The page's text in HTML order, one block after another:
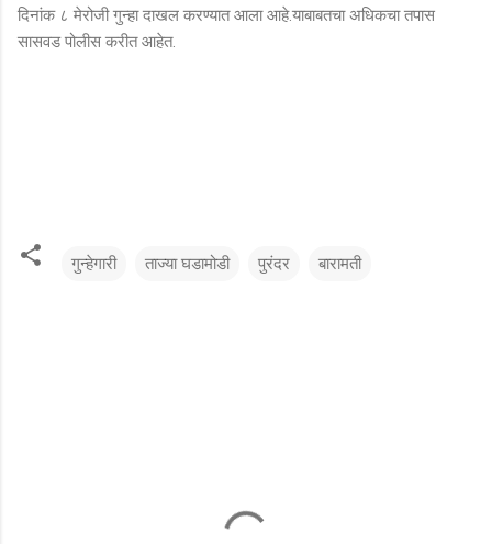
दिनांक ८ मेरोजी गुन्हा दाखल करण्यात आला आहे.याबाबतचा अधिकचा तपास
सासवड पोलीस करीत आहेत.
गुन्हेगारी ताज्या घडामोडी पुरंदर बारामती